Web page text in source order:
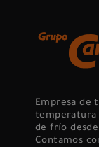
Empresa de
temperatura
de frío
Contamos